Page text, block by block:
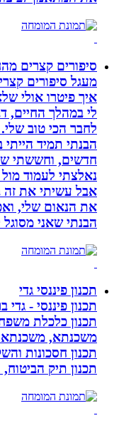
סיפורים קצרים מהחיים
מעגל סיפורים קצרים
איך פיטרו אולי שלא
לי במהלך החיים, דבר
לחבר הכי טוב שלי.
הבנתי תמיד הייתי
חדשים, וחששתי שאני
נאלצתי לעמוד מול
אבל עשיתי את זה בכל
את הנאום שלי,
הבנתי שאני מסוגל
תכנון פיננסי גדי
תכנון כלכלת משפחה,
משכנתא, משכנתא
תכנון חסכונות
תכנון תיק הביטוח,